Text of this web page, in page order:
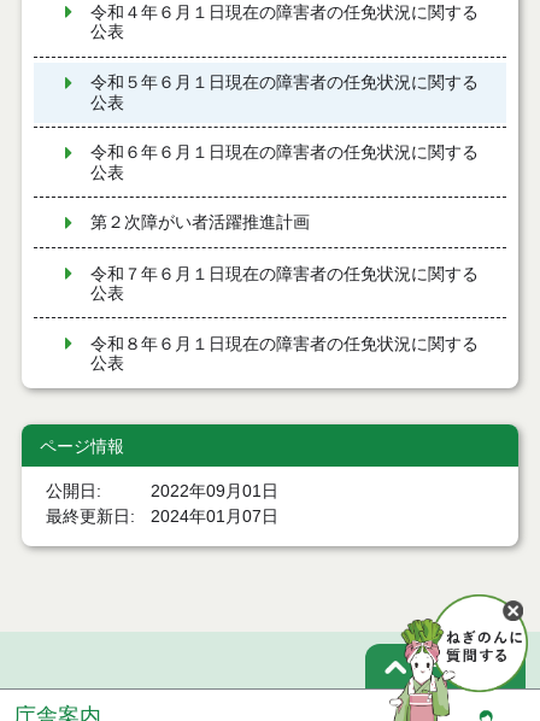
令和４年６月１日現在の障害者の任免状況に関する
公表
令和５年６月１日現在の障害者の任免状況に関する
公表
令和６年６月１日現在の障害者の任免状況に関する
公表
第２次障がい者活躍推進計画
令和７年６月１日現在の障害者の任免状況に関する
公表
令和８年６月１日現在の障害者の任免状況に関する
公表
ページ情報
公開日
2022年09月01日
最終更新日
2024年01月07日
ページトップ